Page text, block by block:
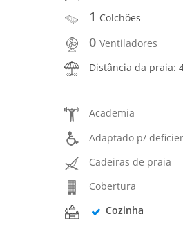
1 Colchões
0Ventiladores
Distância da praia:
Academia
Adaptado p/
Cadeiras de praia
Cobertura
Cozinha